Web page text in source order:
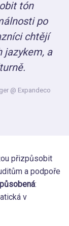
tón
po
chtějí
jazykem, a
@ Expandeco
přizpůsobit
a podpoře
:
v